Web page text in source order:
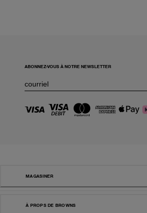
ABONNEZ-VOUS À NOTRE NEWSLETTER
MAGASINER
À PROPS DE BROWNS